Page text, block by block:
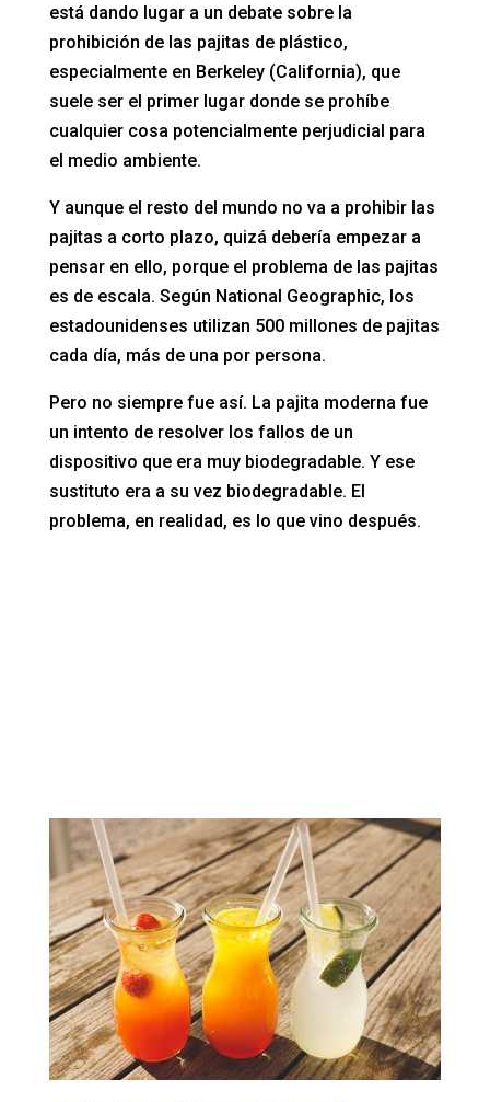
está dando lugar a un debate sobre la
prohibición de las pajitas de plástico,
especialmente en Berkeley (California), que
suele ser el primer lugar donde se prohíbe
cualquier cosa potencialmente perjudicial para
el medio ambiente.
Y aunque el resto del mundo no va a prohibir las
pajitas a corto plazo, quizá debería empezar a
pensar en ello, porque el problema de las pajitas
es de escala. Según National Geographic, los
estadounidenses utilizan 500 millones de pajitas
cada día, más de una por persona.
Pero no siempre fue así. La pajita moderna fue
un intento de resolver los fallos de un
dispositivo que era muy biodegradable. Y ese
sustituto era a su vez biodegradable. El
problema, en realidad, es lo que vino después.